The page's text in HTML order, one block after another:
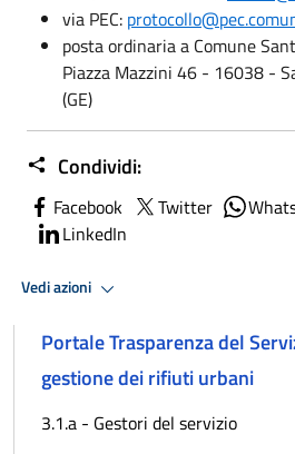
via PEC:
posta ordinaria a Comune
Piazza Mazzini 46 - 16038 -
(GE)
Condividi:
Facebook Twitter
LinkedIn
Vedi azioni
Portale Trasparenza del
gestione dei rifiuti urbani
3.1.a - Gestori del servizio